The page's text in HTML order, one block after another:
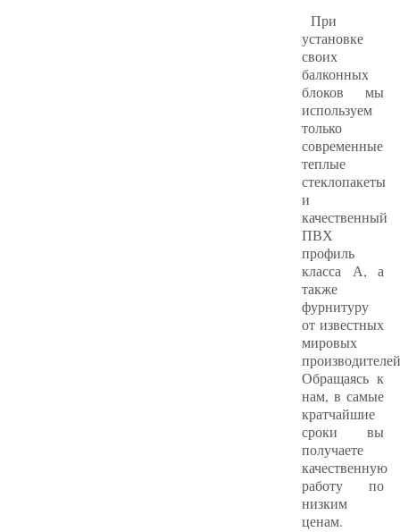
При
установке
своих
балконных
блоков мы
используем
только
современные
теплые
стеклопакеты
и
качественный
ПВХ
профиль
класса А, а
также
фурнитуру
от известных
мировых
Обращаясь к
нам, в самые
кратчайшие
сроки вы
получаете
качественную
работу по
низким
ценам.